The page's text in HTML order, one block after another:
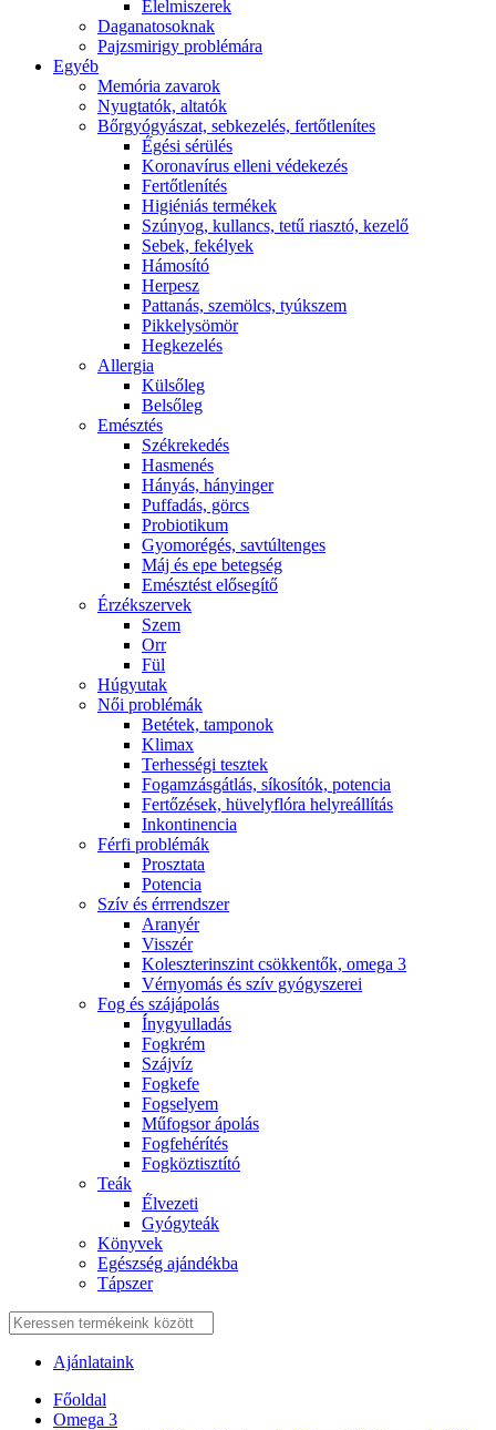
É́lelmiszerek
Daganatosoknak
Pajzsmirigy problémára
Egyéb
Memória zavarok
Nyugtatók, altatók
Bőrgyógyászat, sebkezelés, fertőtlenítes
É́gési sérülés
Koronavírus elleni védekezés
Fertőtlenítés
Higiéniás termékek
Szúnyog, kullancs, tetű riasztó, kezelő
Sebek, fekélyek
Hámosító
Herpesz
Pattanás, szemölcs, tyúkszem
Pikkelysömör
Hegkezelés
Allergia
Külsőleg
Belsőleg
Emésztés
Székrekedés
Hasmenés
Hányás, hányinger
Puffadás, görcs
Probiotikum
Gyomorégés, savtúltenges
Máj és epe betegség
Emésztést elősegítő
Érzékszervek
Szem
Orr
Fül
Húgyutak
Női problémák
Betétek, tamponok
Klimax
Terhességi tesztek
Fogamzásgátlás, síkosítók, potencia
Fertőzések, hüvelyflóra helyreállítás
Inkontinencia
Férfi problémák
Prosztata
Potencia
Szív és érrrendszer
Aranyér
Visszér
Koleszterinszint csökkentők, omega 3
Vérnyomás és szív gyógyszerei
Fog és szájápolás
Í́nygyulladás
Fogkrém
Szájvíz
Fogkefe
Fogselyem
Műfogsor ápolás
Fogfehérítés
Fogköztisztító
Teák
É́lvezeti
Gyógyteák
Könyvek
Egészség ajándékba
Tápszer
Ajánlataink
Főoldal
Omega 3